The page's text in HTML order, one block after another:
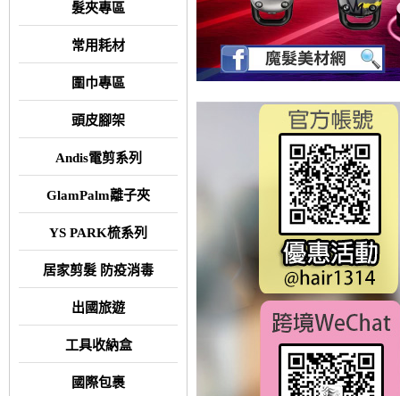
髮夾專區
常用耗材
圍巾專區
頭皮腳架
Andis電剪系列
GlamPalm離子夾
YS PARK梳系列
居家剪髮 防疫消毒
出國旅遊
工具收納盒
國際包裹